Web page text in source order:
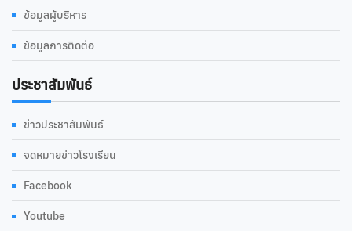
ข้อมูลผู้บริหาร
ข้อมูลการติดต่อ
ประชาสัมพันธ์
ข่าวประชาสัมพันธ์
จดหมายข่าวโรงเรียน
Facebook
Youtube